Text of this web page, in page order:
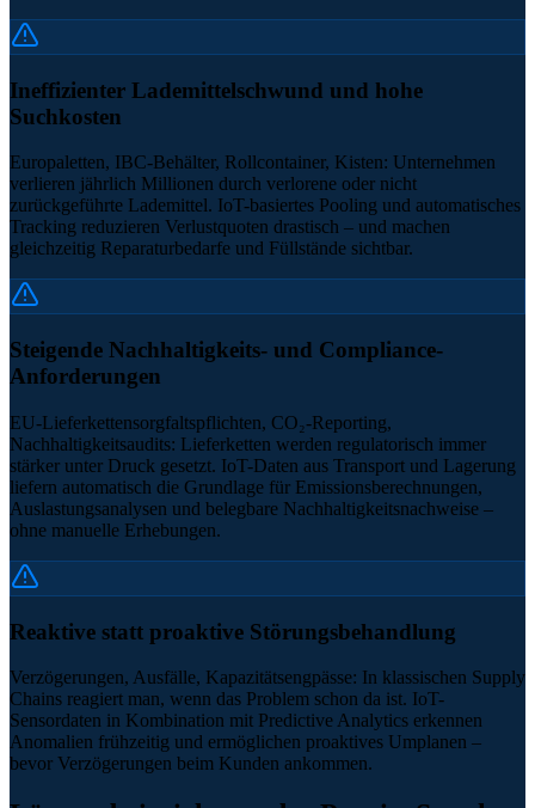
Ineffizienter Lademittelschwund und hohe
Suchkosten
Europaletten, IBC-Behälter, Rollcontainer, Kisten: Unternehmen
verlieren jährlich Millionen durch verlorene oder nicht
zurückgeführte Lademittel. IoT-basiertes Pooling und automatisches
Tracking reduzieren Verlustquoten drastisch – und machen
gleichzeitig Reparaturbedarfe und Füllstände sichtbar.
Steigende Nachhaltigkeits- und Compliance-
Anforderungen
EU-Lieferkettensorgfaltspflichten, CO₂-Reporting,
Nachhaltigkeitsaudits: Lieferketten werden regulatorisch immer
stärker unter Druck gesetzt. IoT-Daten aus Transport und Lagerung
liefern automatisch die Grundlage für Emissionsberechnungen,
Auslastungsanalysen und belegbare Nachhaltigkeitsnachweise –
ohne manuelle Erhebungen.
Reaktive statt proaktive Störungsbehandlung
Verzögerungen, Ausfälle, Kapazitätsengpässe: In klassischen Supply
Chains reagiert man, wenn das Problem schon da ist. IoT-
Sensordaten in Kombination mit Predictive Analytics erkennen
Anomalien frühzeitig und ermöglichen proaktives Umplanen –
bevor Verzögerungen beim Kunden ankommen.